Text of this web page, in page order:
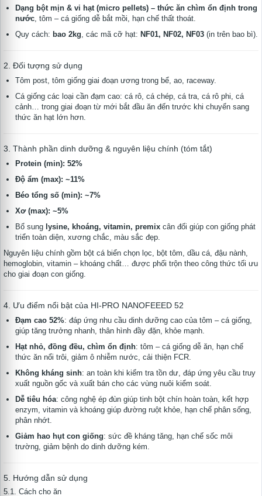
Dạng bột mịn & vi hạt (micro pellets) – thức ăn chìm ổn định trong
nước, tôm – cá giống dễ bắt mồi, hạn chế thất thoát.
Quy cách: bao 2kg, các mã cỡ hạt: NF01, NF02, NF03 (in trên bao bì).
2. Đối tượng sử dụng
Tôm post, tôm giống giai đoạn ương trong bể, ao, raceway.
Cá giống các loại cần đạm cao: cá rô, cá chép, cá tra, cá rô phi, cá
cảnh… trong giai đoạn từ mới bắt đầu ăn đến trước khi chuyển sang
thức ăn hạt lớn hơn.
3. Thành phần dinh dưỡng & nguyên liệu chính (tóm tắt)
Protein (min): 52%
Độ ẩm (max): ~11%
Béo tổng số (min): ~7%
Xơ (max): ~5%
Bổ sung lysine, khoáng, vitamin, premix cân đối giúp con giống phát
triển toàn diện, xương chắc, màu sắc đẹp.
Nguyên liệu chính gồm bột cá biển chọn lọc, bột tôm, dầu cá, đậu nành,
hemoglobin, vitamin – khoáng chất… được phối trộn theo công thức tối ưu
cho giai đoạn con giống.
4. Ưu điểm nổi bật của HI-PRO NANOFEEED 52
Đạm cao 52%: đáp ứng nhu cầu dinh dưỡng cao của tôm – cá giống,
giúp tăng trưởng nhanh, thân hình đầy đặn, khỏe mạnh.
Hạt nhỏ, đồng đều, chìm ổn định: tôm – cá giống dễ ăn, hạn chế
thức ăn nổi trôi, giảm ô nhiễm nước, cải thiện FCR.
Không kháng sinh: an toàn khi kiểm tra tồn dư, đáp ứng yêu cầu truy
xuất nguồn gốc và xuất bán cho các vùng nuôi kiểm soát.
Dễ tiêu hóa: công nghệ ép đùn giúp tinh bột chín hoàn toàn, kết hợp
enzym, vitamin và khoáng giúp đường ruột khỏe, hạn chế phân sống,
phân nhớt.
Giảm hao hụt con giống: sức đề kháng tăng, hạn chế sốc môi
trường, giảm bệnh do dinh dưỡng kém.
5. Hướng dẫn sử dụng
5.1. Cách cho ăn